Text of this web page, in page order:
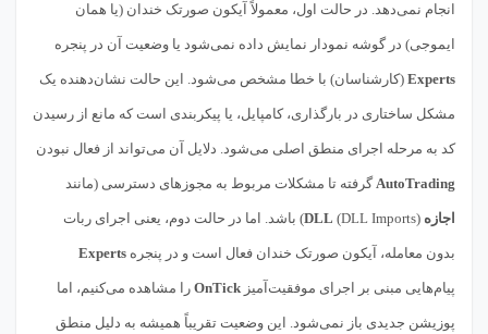
انجام نمی‌دهد. در حالت اول، معمولاً آیکون صورتک خندان (یا همان
ایموجی) در گوشه نمودار نمایش داده نمی‌شود یا وضعیت آن در پنجره
Experts (کارشناسان) با خطا مشخص می‌شود. این حالت نشان‌دهنده یک
مشکل ساختاری در بارگذاری، کامپایل، یا پیکربندی است که مانع از رسیدن
کد به مرحله اجرای منطق اصلی می‌شود. دلایل آن می‌تواند از فعال نبودن
AutoTradingگرفته تا مشکلات مربوط به مجوزهای دسترسی (مانند
اجازه DLL (DLL Imports)) باشد. اما در حالت دوم، یعنی اجرای ربات
بدون معامله، آیکون صورتک خندان فعال است و در پنجره Experts
پیام‌هایی مبنی بر اجرای موفقیت‌آمیز OnTick را مشاهده می‌کنیم، اما
پوزیشن جدیدی باز نمی‌شود. این وضعیت تقریباً همیشه به دلیل منطق